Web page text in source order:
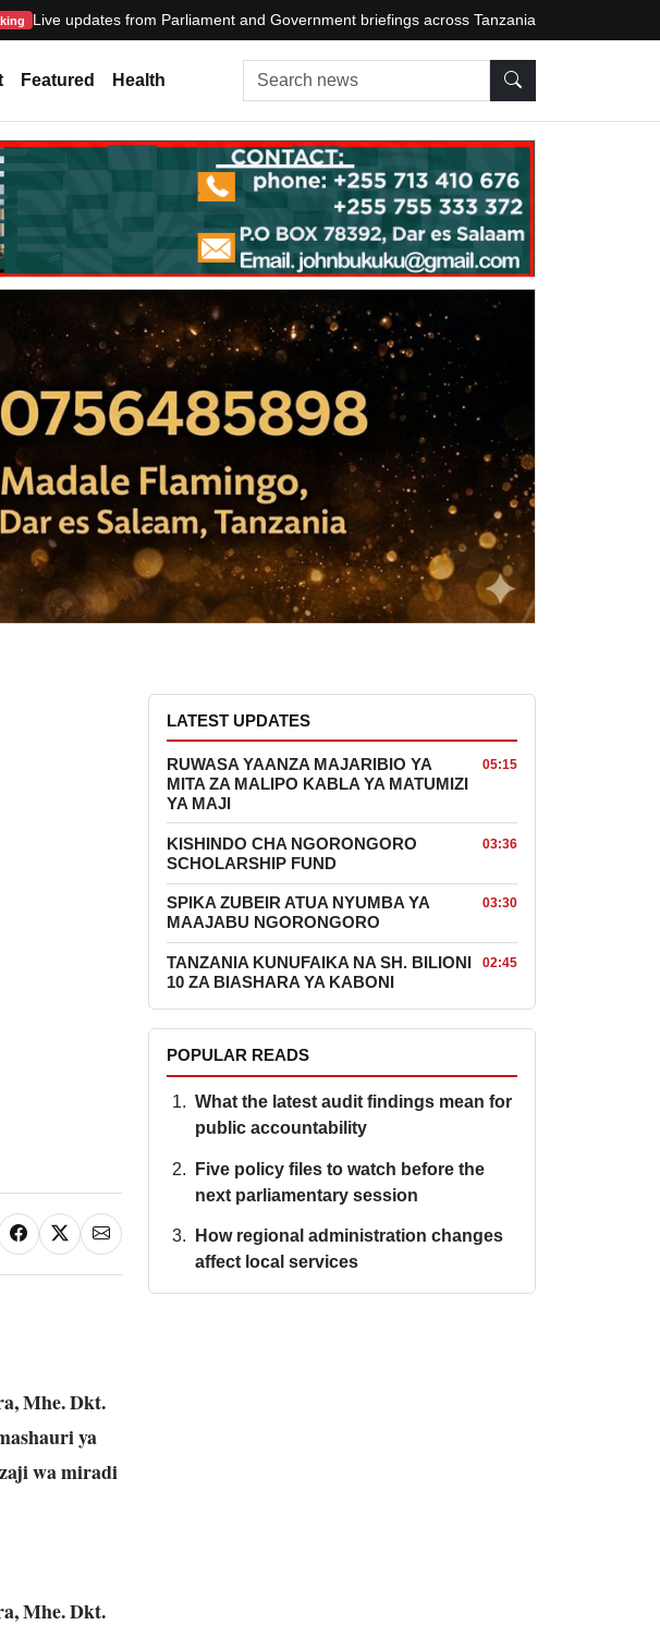
Live updates from Parliament and Government briefings across Tanzania
Featured Health Search news
Mhe. Dkt.
ya
wa miradi
Mhe. Dkt.
LATEST UPDATES
RUWASA YAANZA MAJARIBIO YA
MITA ZA MALIPO KABLA YA MATUMIZI
YA MAJI
05:15
KISHINDO CHA NGORONGORO
SCHOLARSHIP FUND
03:36
SPIKA ZUBEIR ATUA NYUMBA YA
MAAJABU NGORONGORO
03:30
TANZANIA KUNUFAIKA NA SH. BILIONI
10 ZA BIASHARA YA KABONI
02:45
POPULAR READS
What the latest audit findings mean for
public accountability
Five policy files to watch before the
next parliamentary session
How regional administration changes
affect local services